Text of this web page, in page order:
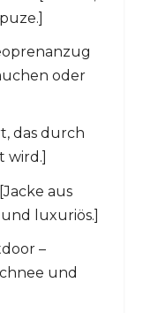
oder
das durch
wird.]
aus
luxuriös.]
–
und